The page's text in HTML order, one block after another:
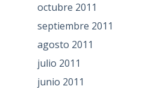
octubre 2011
septiembre 2011
agosto 2011
julio 2011
junio 2011